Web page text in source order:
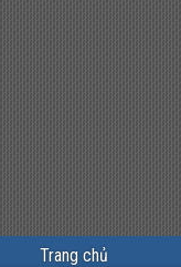
Trang chủ